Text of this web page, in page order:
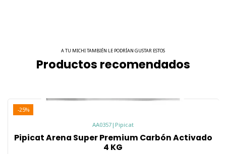
A TU MICHI TAMBIÉN LE PODRÍAN GUSTAR ESTOS
Productos recomendados
-25%
AA0357 | Pipicat
Pipicat Arena Super Premium Carbón Activado
4 KG